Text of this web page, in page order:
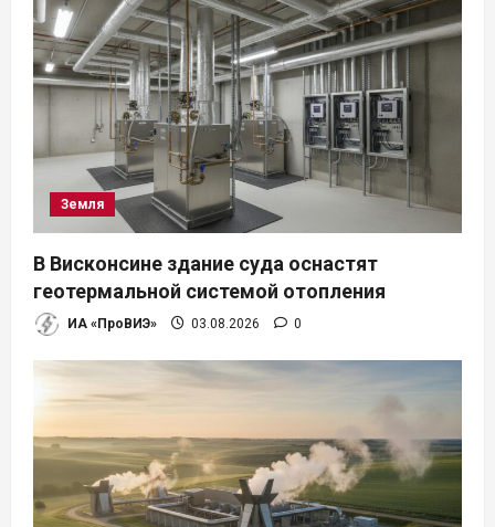
я
м
Земля
В Висконсине здание суда оснастят
геотермальной системой отопления
ИА «ПроВИЭ» 03.08.2026 0